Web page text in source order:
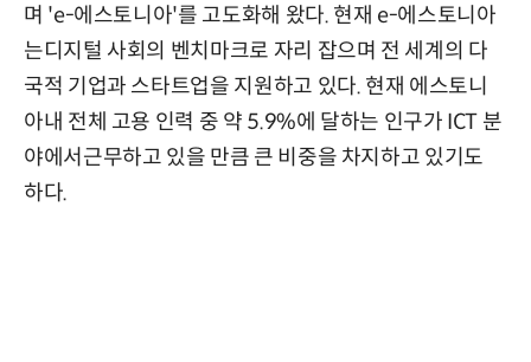
며 'e-에스토니아'를 고도화해 왔다. 현재 e-에스토니아
는디지털 사회의 벤치마크로 자리 잡으며 전 세계의 다
국적 기업과 스타트업을 지원하고 있다. 현재 에스토니
아내 전체 고용 인력 중 약 5.9%에 달하는 인구가 ICT 분
야에서근무하고 있을 만큼 큰 비중을 차지하고 있기도
하다.